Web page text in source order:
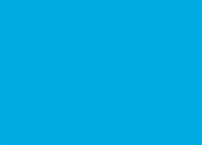
exclusivas